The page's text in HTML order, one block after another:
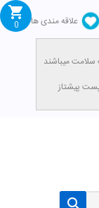
علاقه مندی ها
0